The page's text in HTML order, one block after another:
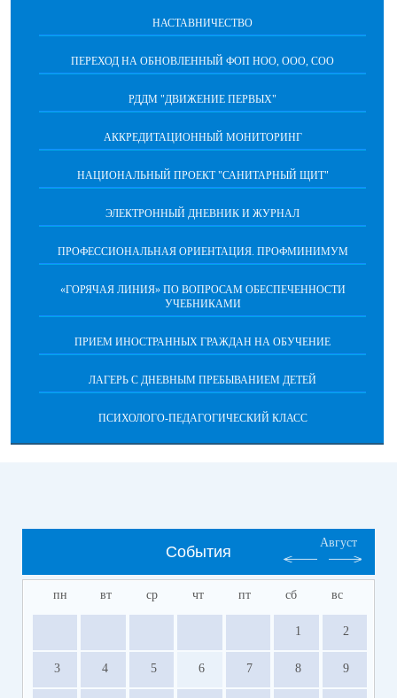
НАСТАВНИЧЕСТВО
ПЕРЕХОД НА ОБНОВЛЕННЫЙ ФОП НОО, ООО, СОО
РДДМ "ДВИЖЕНИЕ ПЕРВЫХ"
АККРЕДИТАЦИОННЫЙ МОНИТОРИНГ
НАЦИОНАЛЬНЫЙ ПРОЕКТ "САНИТАРНЫЙ ЩИТ"
ЭЛЕКТРОННЫЙ ДНЕВНИК И ЖУРНАЛ
ПРОФЕССИОНАЛЬНАЯ ОРИЕНТАЦИЯ. ПРОФМИНИМУМ
«ГОРЯЧАЯ ЛИНИЯ» ПО ВОПРОСАМ ОБЕСПЕЧЕННОСТИ
УЧЕБНИКАМИ
ПРИЕМ ИНОСТРАННЫХ ГРАЖДАН НА ОБУЧЕНИЕ
ЛАГЕРЬ С ДНЕВНЫМ ПРЕБЫВАНИЕМ ДЕТЕЙ
ПСИХОЛОГО-ПЕДАГОГИЧЕСКИЙ КЛАСС
События
Август
пн вт ср чт пт сб вс
1 2
3 4 5 6 7 8 9